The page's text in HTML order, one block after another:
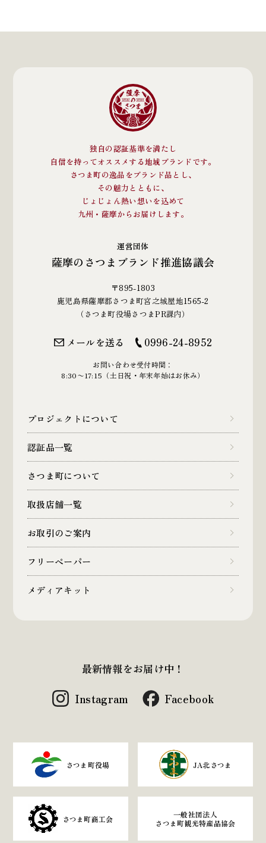
独自の認証基準を満たし
自信を持ってオススメする地域ブランドです。
さつま町の逸品をブランド品とし、
その魅力とともに、
じょじょん熱い想いを込めて
九州・薩摩からお届けします。
運営団体
薩摩のさつまブランド推進協議会
〒895-1803
鹿児島県薩摩郡さつま町宮之城屋地1565-2
（さつま町役場さつまPR課内）
メールを送る 0996-24-8952
お問い合わせ受付時間：
8:30〜17:15（土日祝・年末年始はお休み）
プロジェクトについて
認証品一覧
さつま町について
取扱店舗一覧
お取引のご案内
フリーペーパー
メディアキット
最新情報をお届け中！
Instagram Facebook
さつま町役場 JA北さつま
さつま町商工会
一般社団法人
さつま町観光特産品協会